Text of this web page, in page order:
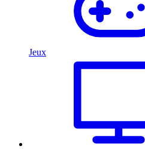
Jeux